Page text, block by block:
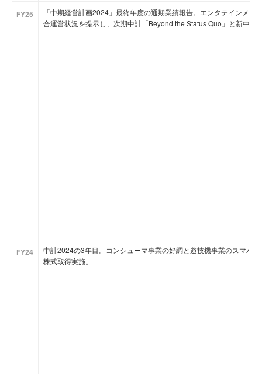
FY25
「中期経営計画2024」最終年度の通期業績報告。エンタテインメ
合運営状況を提示し、次期中計「Beyond the Status Quo」と新中期
FY24
中計2024の3年目。コンシューマ事業の好調と遊技機事業のスマパ
株式取得実施。